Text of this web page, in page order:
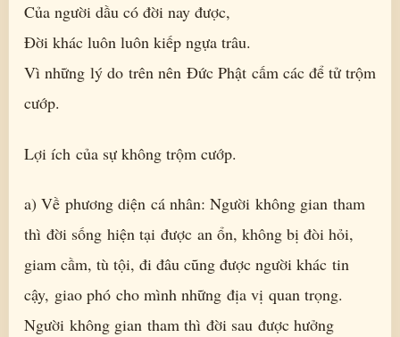
Của người dầu có đời nay được,
Đời khác luôn luôn kiếp ngựa trâu.
Vì những lý do trên nên Đức Phật cấm các để tử trộm
cướp.
Lợi ích của sự không trộm cướp.
a) Về phương diện cá nhân: Người không gian tham
thì đời sống hiện tại được an ổn, không bị đòi hỏi,
giam cầm, tù tội, đi đâu cũng được người khác tin
cậy, giao phó cho mình những địa vị quan trọng.
Người không gian tham thì đời sau được hưởng